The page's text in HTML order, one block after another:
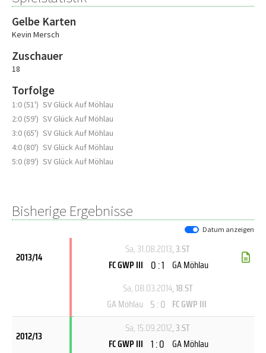
Gelbe Karten
Kevin Mersch
Zuschauer
18
Torfolge
1:0 (51') SV Glück Auf Möhlau
2:0 (59') SV Glück Auf Möhlau
3:0 (65') SV Glück Auf Möhlau
4:0 (80') SV Glück Auf Möhlau
5:0 (89') SV Glück Auf Möhlau
Bisherige Ergebnisse
Datum anzeigen
2013/14
Sa, 31.08.2013, 3.ST
FC GWP III 0 : 1 GA Möhlau
Sa, 08.03.2014, 18.ST
GA Möhlau 5 : 0 FC GWP III
2012/13
Sa, 15.09.2012, 3.ST
FC GWP III 1 : 0 GA Möhlau